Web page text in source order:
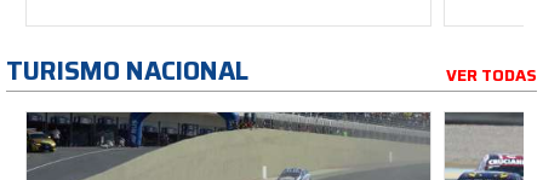
TURISMO NACIONAL VER TODAS